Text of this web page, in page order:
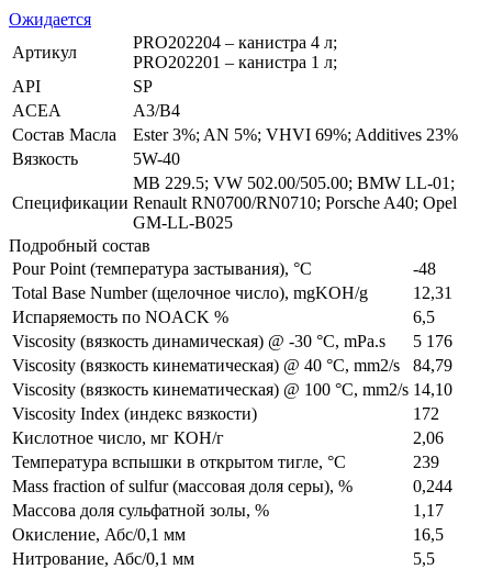
Ожидается
Артикул
PRO202204 – канистра 4 л;
PRO202201 – канистра 1 л;
API
SP
ACEA
A3/B4
Состав Масла
Ester 3%; AN 5%; VHVI 69%; Additives 23%
Вязкость
5W-40
Спецификации
MB 229.5; VW 502.00/505.00; BMW LL-01;
Renault RN0700/RN0710; Porsche A40; Opel
GM-LL-B025
Подробный состав
Pour Point (температура застывания), °C
-48
Total Base Number (щелочное число), mgKOH/g
12,31
Испаряемость по NOACK %
6,5
Viscosity (вязкость динамическая) @ -30 °C, mPa.s
5 176
Viscosity (вязкость кинематическая) @ 40 °C, mm2/s
84,79
Viscosity (вязкость кинематическая) @ 100 °C, mm2/s 14,10
Viscosity Index (индекс вязкости)
172
Кислотное число, мг КОН/г
2,06
Температура вспышки в открытом тигле, °C
239
Mass fraction of sulfur (массовая доля серы), %
0,244
Массова доля сульфатной золы, %
1,17
Окисление, Абс/0,1 мм
16,5
Нитрование, Абс/0,1 мм
5,5